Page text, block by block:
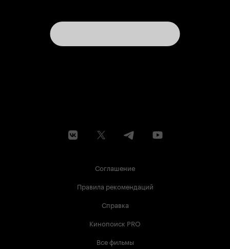
Соглашение
Правила рекомендаций
Справка
Кинопоиск PRO
Все фильмы